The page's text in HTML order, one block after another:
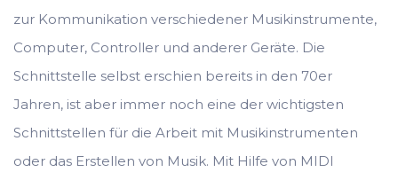
zur Kommunikation verschiedener Musikinstrumente,
Computer, Controller und anderer Geräte. Die
Schnittstelle selbst erschien bereits in den 70er
Jahren, ist aber immer noch eine der wichtigsten
Schnittstellen für die Arbeit mit Musikinstrumenten
oder das Erstellen von Musik. Mit Hilfe von MIDI